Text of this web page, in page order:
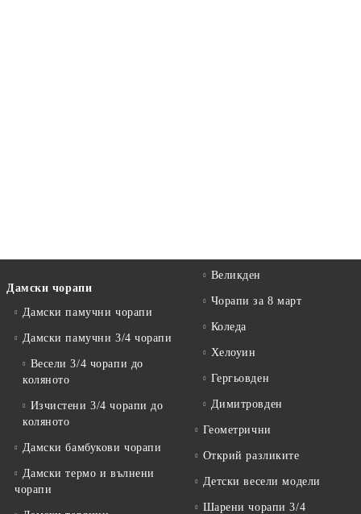
Дамски чорапи
Дамски памучни чорапи
Дамски памучни 3/4 чорапи
Весели 3/4 чорапи до
коляното
Изчистени 3/4 чорапи до
коляното
Дамски бамбукови чорапи
Дамски термо и вълнени
чорапи
Великден
Чорапи за 8 март
Коледа
Хелоуин
Гергьовден
Димитровден
Геометрични
Открий разликите
Детски весели модели
Шарени чорапи 3/4